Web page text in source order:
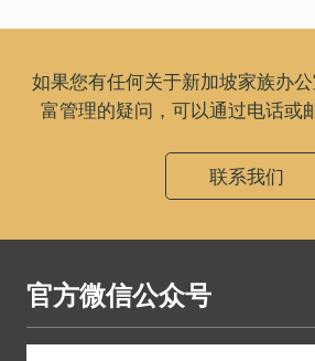
如果您有任何关于新加坡家族办
富管理的疑问，可以通过电话或
联系我们
官方微信公众号